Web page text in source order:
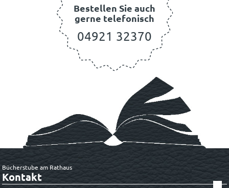
Bestellen Sie auch
gerne telefonisch
04921 32370
Bücherstube am Rathaus
Kontakt